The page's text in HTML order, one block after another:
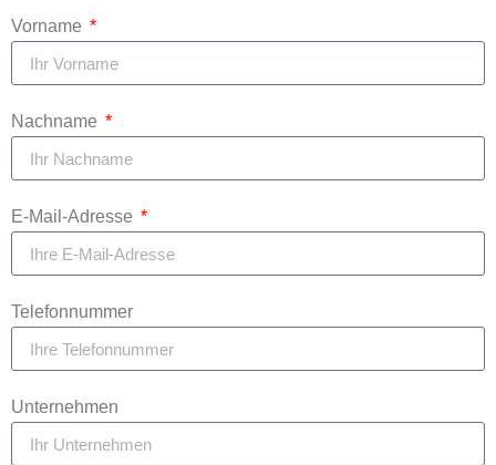
Vorname
Nachname
E-Mail-Adresse
Telefonnummer
Unternehmen